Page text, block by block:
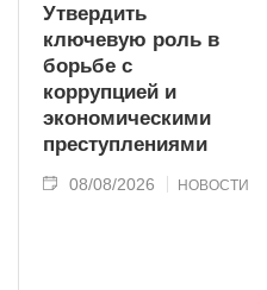
Утвердить
ключевую роль в
борьбе с
коррупцией и
экономическими
преступлениями
08/08/2026 НОВОСТИ